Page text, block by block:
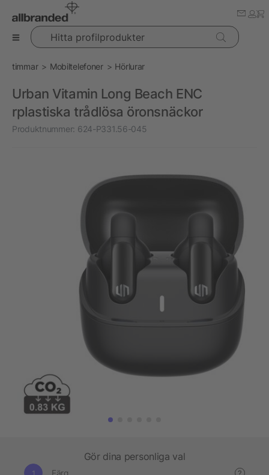
Hitta profilprodukter
timmar Mobiltelefoner Hörlurar
Urban Vitamin Long Beach ENC
rplastiska trådlösa öronsnäckor
Produktnummer: 624-P331.56-045
Gör dina personliga val
Färg